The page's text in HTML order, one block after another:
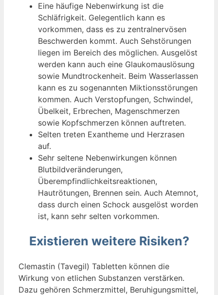
Eine häufige Nebenwirkung ist die
Schläfrigkeit. Gelegentlich kann es
vorkommen, dass es zu zentralnervösen
Beschwerden kommt. Auch Sehstörungen
liegen im Bereich des möglichen. Ausgelöst
werden kann auch eine Glaukomauslösung
sowie Mundtrockenheit. Beim Wasserlassen
kann es zu sogenannten Miktionsstörungen
kommen. Auch Verstopfungen, Schwindel,
Übelkeit, Erbrechen, Magenschmerzen
sowie Kopfschmerzen können auftreten.
Selten treten Exantheme und Herzrasen
auf.
Sehr seltene Nebenwirkungen können
Blutbildveränderungen,
Überempfindlichkeitsreaktionen,
Hautrötungen, Brennen sein. Auch Atemnot,
dass durch einen Schock ausgelöst worden
ist, kann sehr selten vorkommen.
Existieren weitere Risiken?
Clemastin (Tavegil) Tabletten können die
Wirkung von etlichen Substanzen verstärken.
Dazu gehören Schmerzmittel, Beruhigungsmittel,